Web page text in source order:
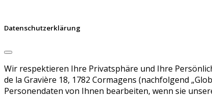
Datenschutzerklärung
Wir respektieren Ihre Privatsphäre und Ihre
de la Gravière 18, 1782 Cormagens (nachfolgend
Personendaten von Ihnen bearbeiten, wenn sie